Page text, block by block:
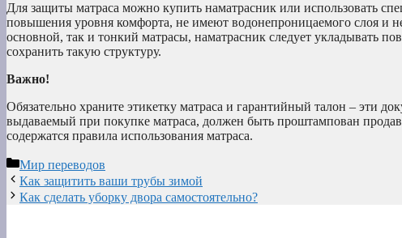
Для защиты матраса можно купить наматрасник или использовать
повышения уровня комфорта, не имеют водонепроницаемого слоя и
основной, так и тонкий матрасы, наматрасник следует укладывать
сохранить такую структуру.
Важно!
Обязательно храните этикетку матраса и гарантийный талон – эти
выдаваемый при покупке матраса, должен быть проштампован
содержатся правила использования матраса.
Рубрики
Мир переводов
Как защитить ваши трубы зимой
Как сделать уборку двора самостоятельно?